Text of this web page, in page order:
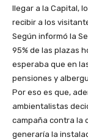
llegar a la Capital,
recibir a los
Según informó la
95% de las plazas
esperaba que en
pensiones y
Por eso es que,
ambientalistas
campaña contra la
generaría la